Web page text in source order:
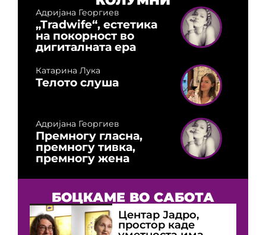
Адријана Георгиев
„Tradwife“, естетика
на покорност во
дигиталната ера
Катарина Лука
Телото слуша
Адријана Георгиев
Премногу гласна,
премногу тивка,
премногу жена
БОЦКАМЕ ВО САБОТА
Центар Јадро,
простор каде